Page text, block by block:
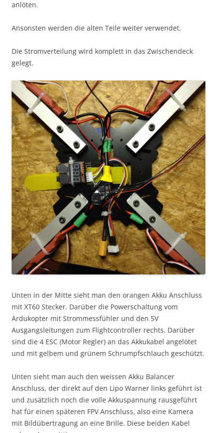
anlöten.
Ansonsten werden die alten Teile weiter verwendet.
Die Stromverteilung wird komplett in das Zwischendeck
gelegt.
Unten in der Mitte sieht man den orangen Akku Anschluss
mit XT60 Stecker. Darüber die Powerschaltung vom
Ardukopter mit Strommessfühler und den 5V
Ausgangsleitungen zum Flightcontroller rechts. Darüber
sind die 4 ESC (Motor Regler) an das Akkukabel angelötet
und mit gelbem und grünem Schrumpfschlauch geschützt.
Unten sieht man auch den weissen Akku Balancer
Anschluss, der direkt auf den Lipo Warner links geführt ist
und zusätzlich noch die volle Akkuspannung rausgeführt
hat für einen späteren FPV Anschluss, also eine Kamera
mit Bildübertragung an eine Brille. Diese beiden Kabel